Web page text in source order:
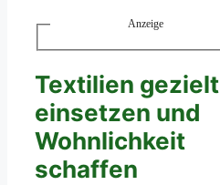
Anzeige
Textilien gezielt
einsetzen und
Wohnlichkeit
schaffen